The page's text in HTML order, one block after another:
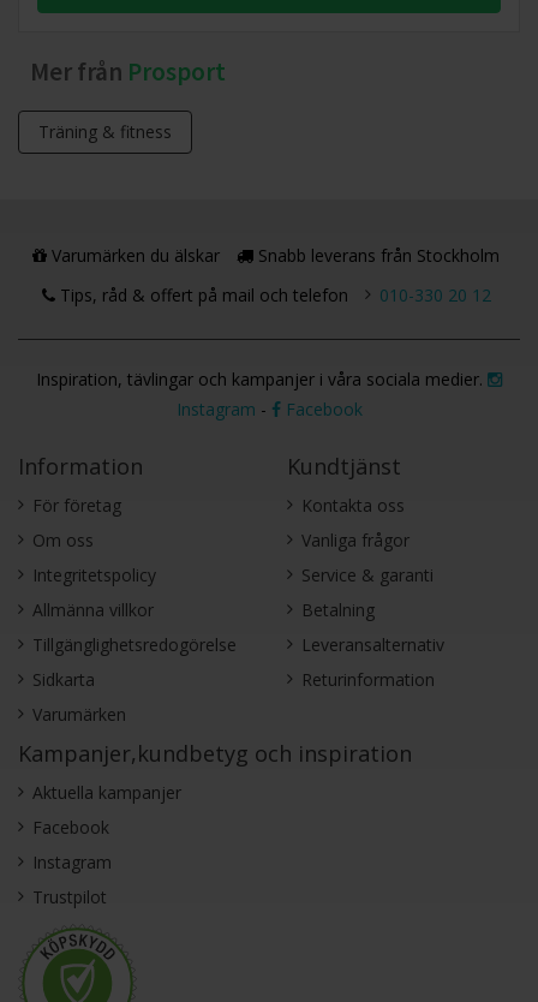
Mer från Prosport
Träning & fitness
Varumärken du älskar
Snabb leverans från Stockholm
Tips, råd & offert på mail och telefon
010-330 20 12
Inspiration, tävlingar och kampanjer i våra sociala medier.
Instagram - Facebook
Information
För företag
Om oss
Integritetspolicy
Allmänna villkor
Tillgänglighetsredogörelse
Sidkarta
Varumärken
Kundtjänst
Kontakta oss
Vanliga frågor
Service & garanti
Betalning
Leveransalternativ
Returinformation
Kampanjer,kundbetyg och inspiration
Aktuella kampanjer
Facebook
Instagram
Trustpilot